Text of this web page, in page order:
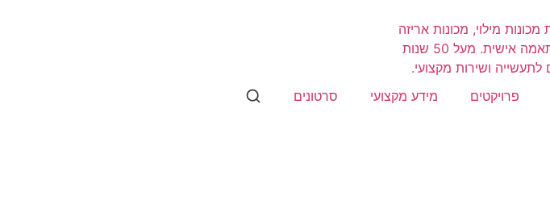
פרויקטים מידע מקצועי סרטונים